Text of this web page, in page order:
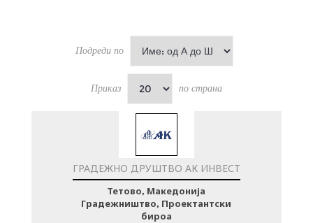
Подреди по
Приказ по страна
ГРАДЕЖНО ДРУШТВО АК ИНВЕСТ
Тетово, Македонија
Градежништво, Проектантски
бироа